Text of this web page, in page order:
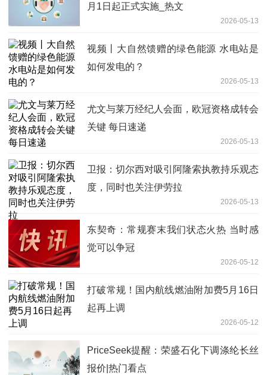
月1日起正式实施_热文
2026-05-13
视频丨大自然馈赠的绿色能源 水电站是
如何发电的？
2026-05-13
尤文与莱万经纪人会面，欧冠资格成转会
关键 每日速递
2026-05-13
卫报：切尔西对吸引阿隆索执教持乐观态
度，同时也关注伊劳拉
2026-05-13
东契奇：常规赛末我们状态火热 当时感
觉可以争冠
2026-05-12
打破常规！国内航线燃油附加费5月16日
起再上调
2026-05-12
PriceSeek提醒：荣盛石化下调涤纶长丝
报价|热门看点